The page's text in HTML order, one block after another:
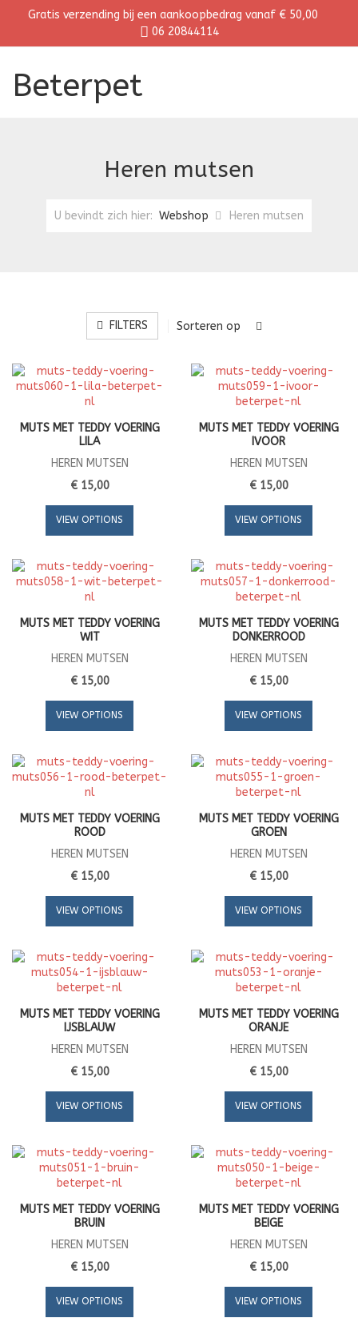
Gratis verzending bij een aankoopbedrag vanaf € 50,00
06 20844114
Beterpet
Heren mutsen
U bevindt zich hier: Webshop Heren mutsen
FILTERS Sorteren op
MUTS MET TEDDY VOERING
LILA
HEREN MUTSEN
€ 15,00
VIEW OPTIONS
MUTS MET TEDDY VOERING
IVOOR
HEREN MUTSEN
€ 15,00
VIEW OPTIONS
MUTS MET TEDDY VOERING
WIT
HEREN MUTSEN
€ 15,00
VIEW OPTIONS
MUTS MET TEDDY VOERING
DONKERROOD
HEREN MUTSEN
€ 15,00
VIEW OPTIONS
MUTS MET TEDDY VOERING
ROOD
HEREN MUTSEN
€ 15,00
VIEW OPTIONS
MUTS MET TEDDY VOERING
GROEN
HEREN MUTSEN
€ 15,00
VIEW OPTIONS
MUTS MET TEDDY VOERING
IJSBLAUW
HEREN MUTSEN
€ 15,00
VIEW OPTIONS
MUTS MET TEDDY VOERING
ORANJE
HEREN MUTSEN
€ 15,00
VIEW OPTIONS
MUTS MET TEDDY VOERING
BRUIN
HEREN MUTSEN
€ 15,00
VIEW OPTIONS
MUTS MET TEDDY VOERING
BEIGE
HEREN MUTSEN
€ 15,00
VIEW OPTIONS